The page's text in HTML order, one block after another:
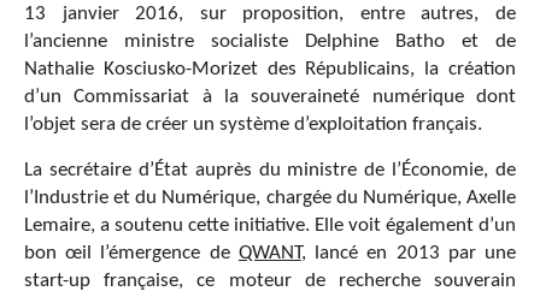
13 janvier 2016, sur proposition, entre autres, de
l’ancienne ministre socialiste Delphine Batho et de
Nathalie Kosciusko-Morizet des Républicains, la création
d’un Commissariat à la souveraineté numérique dont
l’objet sera de créer un système d’exploitation français.
La secrétaire d’État auprès du ministre de l’Économie, de
l’Industrie et du Numérique, chargée du Numérique, Axelle
Lemaire, a soutenu cette initiative. Elle voit également d’un
bon œil l’émergence de QWANT, lancé en 2013 par une
start-up française, ce moteur de recherche souverain